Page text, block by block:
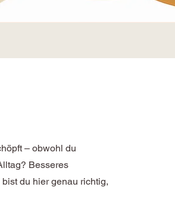
– obwohl du
Besseres
du hier genau richtig,